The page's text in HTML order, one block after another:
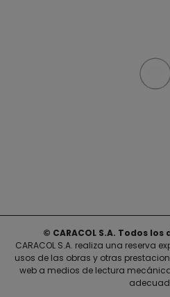
© CARACOL S.A. Todos
CARACOL S.A. realiza una reserva
usos de las obras y otras
web a medios de lectura